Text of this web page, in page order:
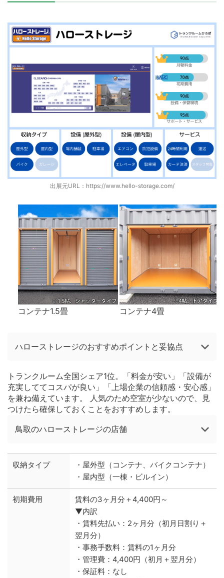
出展元URL： https://www.hello-storage.com/
コンテナ1.5畳 コンテナ4畳
ハローストレージのおすすめポイントと妥協点
トランクルーム全国シェア1位。「料金が安い」「設備が
充実しててコスパが良い」「上場企業の信頼感・安心感」
を兼ね備えています。 人気のため空室が少ないので、見
つけたら確保しておくことをおすすめします。
鳥取のハローストレージの店舗
収納タイプ
・屋外型（コンテナ、バイクコンテナ）
・屋内型（一棟・ビルイン）
初期費用
賃料の3ヶ月分＋4,400円～
▼内訳
・賃料先払い：2ヶ月分（初月日割り＋
翌月分）
・事務手数料：賃料の1ヶ月分
・管理費：4,400円（初月＋翌月分）
・保証料：なし